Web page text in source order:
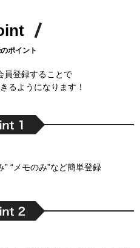
ポイント
員登録することで
るようになります！
“メモのみ”など簡単登録